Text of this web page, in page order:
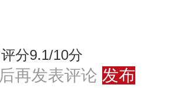
评分9.1/10分
后再发表评论 发布